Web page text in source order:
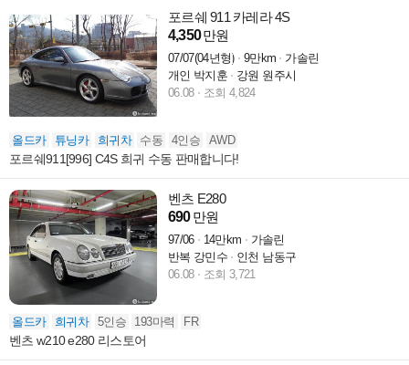
포르쉐 911 카레라 4S
4,350만원
07/07(04년형) 9만km
가솔린
개인 박지훈
강원 원주시
06.08
조회 4,824
올드카 튜닝카 희귀차 수동 4인승 AWD
포르쉐911[996] C4S 희귀 수동 판매합니다!
벤츠 E280
690만원
97/06 14만km
가솔린
반복 강민수
인천 남동구
06.08
조회 3,721
올드카 희귀차 5인승 193마력 FR
벤츠 w210 e280 리스토어